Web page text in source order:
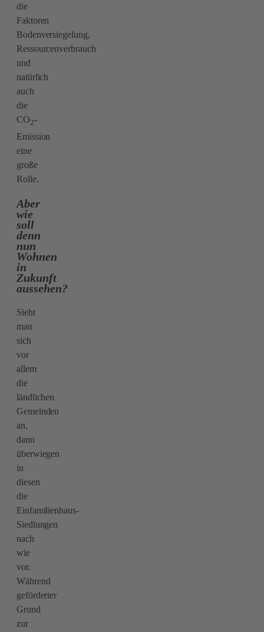
die
Faktoren
Bodenversiegelung,
Ressourcenverbrauch
und
natürlich
auch
die
CO2-
Emission
eine
große
Rolle.
Aber
wie
soll
denn
nun
Wohnen
in
Zukunft
aussehen?
Sieht
man
sich
vor
allem
die
ländlichen
Gemeinden
an,
dann
überwiegen
in
diesen
die
Einfamilienhaus-
Siedlungen
nach
wie
vor.
Während
geförderter
Grund
zur